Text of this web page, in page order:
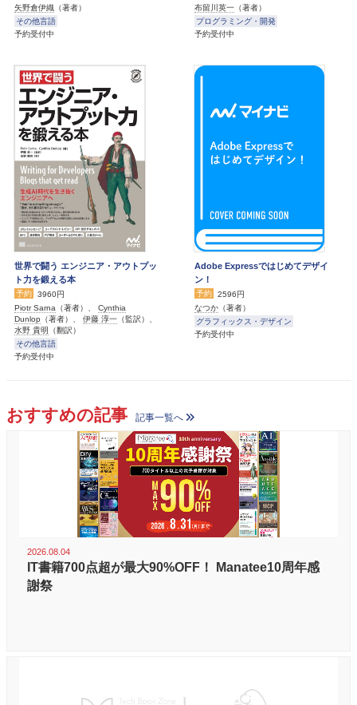
矢野倉伊織 （著者）
その他言語
予約受付中
布留川英一 （著者）
プログラミング・開発
予約受付中
世界で闘う エンジニア・アウトプッ
ト力を鍛える本
予約
3960円
Piotr Sarna （著者）、 Cynthia
Dunlop （著者）、 伊藤 淳一 （監訳）、
水野 貴明 （翻訳）
その他言語
予約受付中
Adobe Expressではじめてデザイ
ン！
予約
2596円
なつか （著者）
グラフィックス・デザイン
予約受付中
おすすめの記事 記事一覧へ
2026.08.04
IT書籍700点超が最大90%OFF！ Manatee10周年感
謝祭